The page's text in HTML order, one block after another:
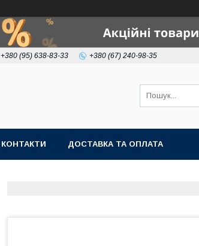
+380 (95) 638-83-33 +380 (67) 240-98-35
КОНТАКТИ ДОСТАВКА ТА ОПЛАТА